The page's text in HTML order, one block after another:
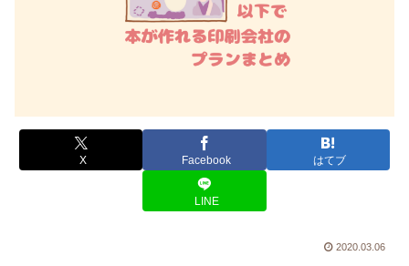
X Facebook はてブ
LINE
2020.03.06